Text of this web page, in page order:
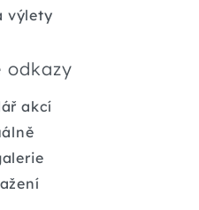
výlety
odkazy
akcí